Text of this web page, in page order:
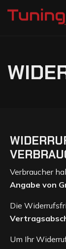
WIDE
Verbraucher
Angabe von
Die
Um Ihr